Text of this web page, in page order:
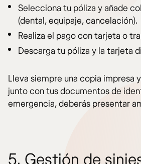
Selecciona tu póliza y añade
(dental, equipaje, cancelación).
Realiza el pago con tarjeta o
Descarga tu póliza y la tarjeta
Lleva siempre una copia impresa
junto con tus documentos de
emergencia, deberás presentar